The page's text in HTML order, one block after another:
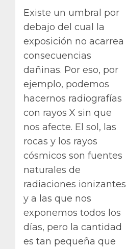
Existe un umbral por
debajo del cual la
exposición no acarrea
consecuencias
dañinas. Por eso, por
ejemplo, podemos
hacernos radiografías
con rayos X sin que
nos afecte. El sol, las
rocas y los rayos
cósmicos son fuentes
naturales de
radiaciones ionizantes
y a las que nos
exponemos todos los
días, pero la cantidad
es tan pequeña que